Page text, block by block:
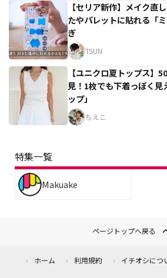
【セリア新作】メイク直
たやパレットに貼れる「
ぎ
TSUN
【ユニクロ夏トップス】
見！1枚でも下着っぽく
ップ」
ちえこ
特集一覧
Makuake
ページトップへ戻る
ホーム 利用規約 イチオシにつ